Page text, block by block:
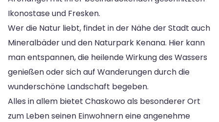
Ikonostase und Fresken.
Wer die Natur liebt, findet in der Nähe der Stadt auch
Mineralbäder und den Naturpark Kenana. Hier kann
man entspannen, die heilende Wirkung des Wassers
genießen oder sich auf Wanderungen durch die
wunderschöne Landschaft begeben.
Alles in allem bietet Chaskowo als besonderer Ort
zum Leben seinen Einwohnern eine angenehme